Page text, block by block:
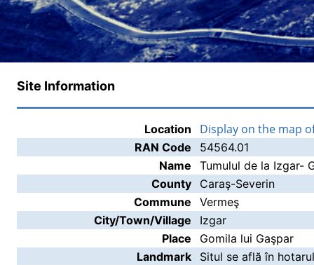
Site Information
Location Display on the map
RAN Code
54564.01
Name
Tumulul de la Izgar-
County
Caraş-Severin
Commune
Vermeş
City/Town/Village
Izgar
Place
Gomila lui Gaşpar
Landmark
Situl se află în